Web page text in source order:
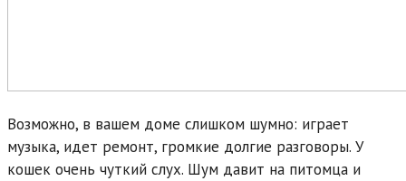
Возможно, в вашем доме слишком шумно: играет
музыка, идет ремонт, громкие долгие разговоры. У
кошек очень чуткий слух. Шум давит на питомца и